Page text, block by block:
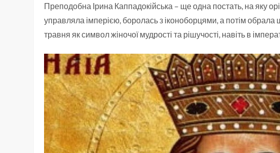
Преподобна Ірина Каппадокійська – ще одна постать, на яку
управляла імперією, боролась з іконоборцями, а потім обрала
травня як символ жіночої мудрості та рішучості, навіть в